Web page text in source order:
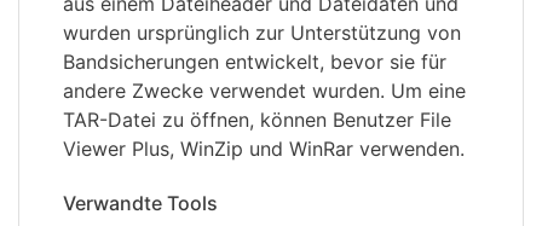
wurden ursprünglich zur Unterstützung von
Bandsicherungen entwickelt, bevor sie für
andere Zwecke verwendet wurden. Um eine
TAR-Datei zu öffnen, können Benutzer File
Viewer Plus, WinZip und WinRar verwenden.
Verwandte Tools